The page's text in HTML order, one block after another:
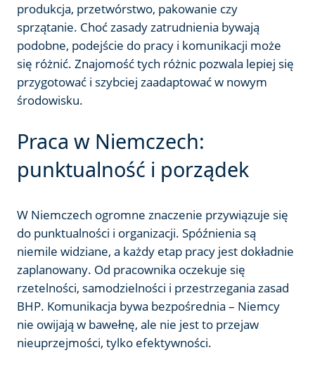
produkcja, przetwórstwo, pakowanie czy
sprzątanie. Choć zasady zatrudnienia bywają
podobne, podejście do pracy i komunikacji może
się różnić. Znajomość tych różnic pozwala lepiej się
przygotować i szybciej zaadaptować w nowym
środowisku.
Praca w Niemczech:
punktualność i porządek
W Niemczech ogromne znaczenie przywiązuje się
do punktualności i organizacji. Spóźnienia są
niemile widziane, a każdy etap pracy jest dokładnie
zaplanowany. Od pracownika oczekuje się
rzetelności, samodzielności i przestrzegania zasad
BHP. Komunikacja bywa bezpośrednia – Niemcy
nie owijają w bawełnę, ale nie jest to przejaw
nieuprzejmości, tylko efektywności.